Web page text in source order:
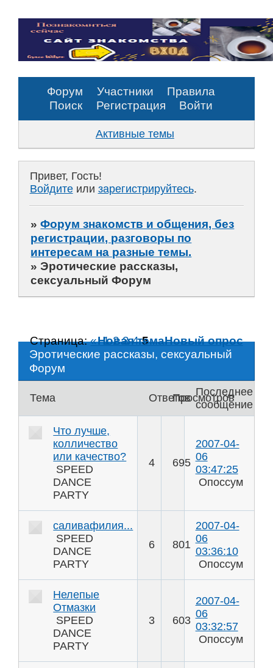
Форум Участники
Правила
Поиск
Регистрация Войти
Активные темы
Привет, Гость!
Войдитеили зарегистрируйтесь.
»Форум знакомств и общения, без
регистрации, разговоры по
интересам на разные темы.
»Эротические рассказы,
сексуальный Форум
Эротические рассказы, сексуальный
Форум
Страница:« 1 2 3 4 5
Новая темаНовый опрос
Тема ОтветовПросмотров
Последнее
сообщение
Что лучше,
колличество
или качество?
SPEED
DANCE
PARTY
4 695
2007-04-
06
03:47:25
Опоссум
саливафилия...
SPEED
DANCE
PARTY
6 801
2007-04-
06
03:36:10
Опоссум
Нелепые
Отмазки
SPEED
DANCE
PARTY
3 603
2007-04-
06
03:32:57
Опоссум